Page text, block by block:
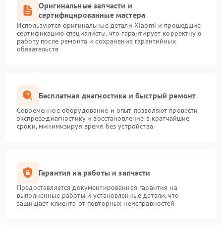
Оригинальные запчасти и
сертифицированные мастера
Используются оригинальные детали Xiaomi и прошедшие
сертификацию специалисты, что гарантирует корректную
работу после ремонта и сохранение гарантийных
обязательств
Бесплатная диагностика и быстрый ремонт
Современное оборудование и опыт позволяют провести
экспресс-диагностику и восстановление в кратчайшие
сроки, минимизируя время без устройства
Гарантия на работы и запчасти
Предоставляется документированная гарантия на
выполненные работы и установленные детали, что
защищает клиента от повторных неисправностей